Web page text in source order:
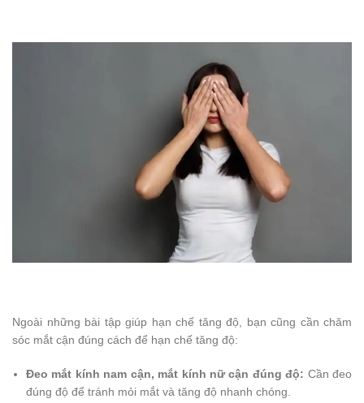
Ngoài những bài tập giúp hạn chế tăng độ, bạn cũng cần chăm
sóc mắt cận đúng cách để hạn chế tăng độ:
Đeo mắt kính nam cận, mắt kính nữ cận đúng độ: Cần đeo
đúng độ để tránh mỏi mắt và tăng độ nhanh chóng.